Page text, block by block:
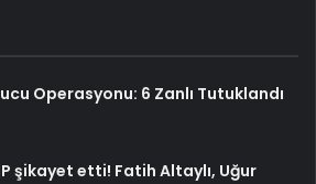
Operasyonu: 6 Zanlı Tutuklandı
şikayet etti! Fatih Altaylı, Uğur